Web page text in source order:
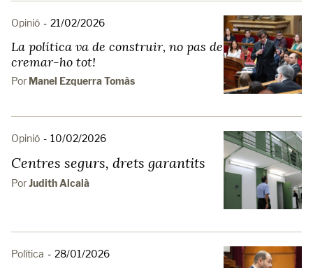
Opinió - 21/02/2026
La política va de construir, no pas de
cremar-ho tot!
Por Manel Ezquerra Tomàs
Opinió - 10/02/2026
Centres segurs, drets garantits
PorJudith Alcalà
Política - 28/01/2026